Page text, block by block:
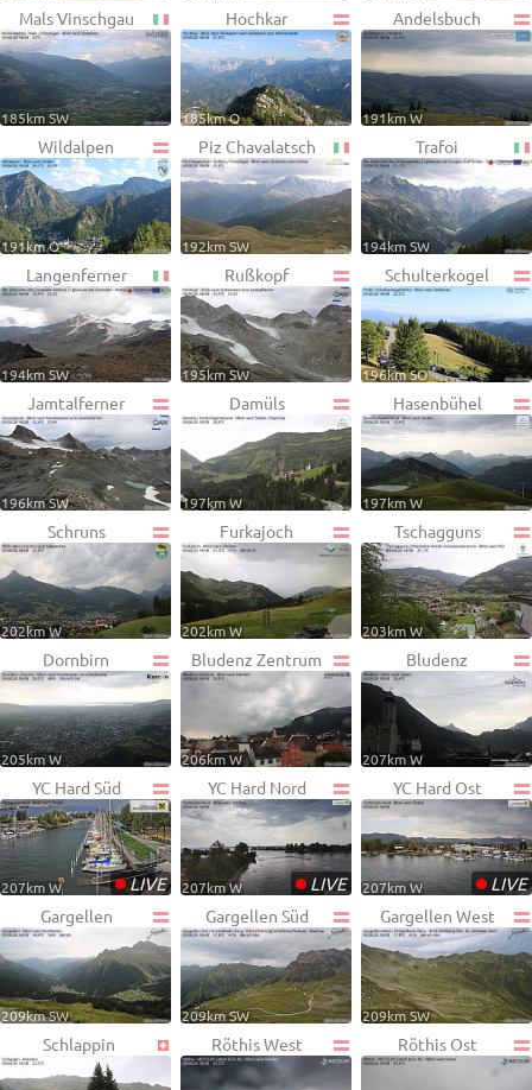
Mals Vinschgau
185km SW
Hochkar
185km O
Andelsbuch
191km W
Wildalpen
191km O
Piz Chavalatsch
192km SW
Trafoi
194km SW
Langenferner
194km SW
Rußkopf
195km SW
Schulterkogel
196km SO
Jamtalferner
196km SW
Damüls
197km W
Hasenbühel
197km W
Schruns
202km W
Furkajoch
202km W
Tschagguns
203km W
Dornbirn
205km W
Bludenz Zentrum
206km W
Bludenz
207km W
YC Hard Süd
•LIVE
207km W
YC Hard Nord
•LIVE
207km W
YC Hard Ost
•LIVE
207km W
Gargellen
209km SW
Gargellen Süd
209km SW
Gargellen West
209km SW
Schlappin Röthis West Röthis Ost